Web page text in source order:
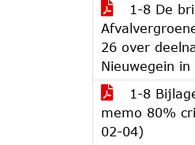
1-8 De
26 over
Nieuwegein in
1-8
memo 80%
02-04)